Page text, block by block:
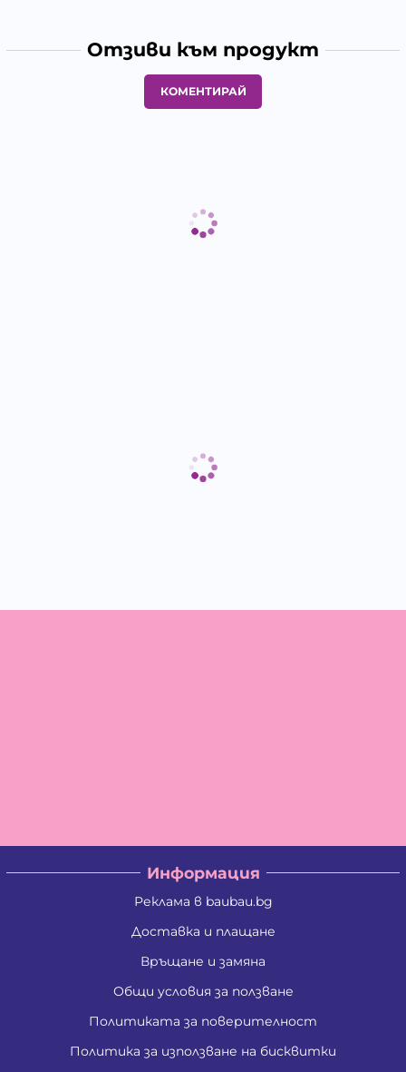
Отзиви към продукт
КОМЕНТИРАЙ
Информация
Реклама в baubau.bg
Доставка и плащане
Връщане и замяна
Общи условия за ползване
Политиката за поверителност
Политика за използване на бисквитки